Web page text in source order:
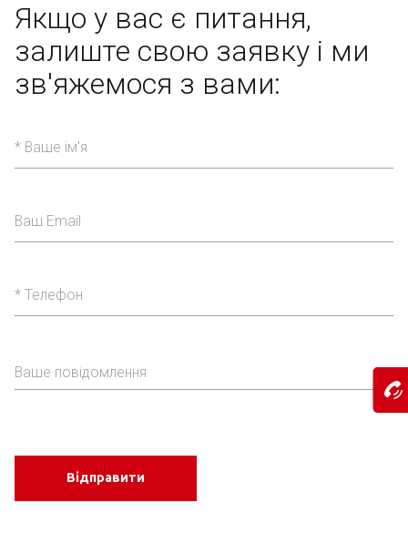
Якщо у вас є питання,
залиште свою заявку і ми
зв'яжемося з вами:
Відправити